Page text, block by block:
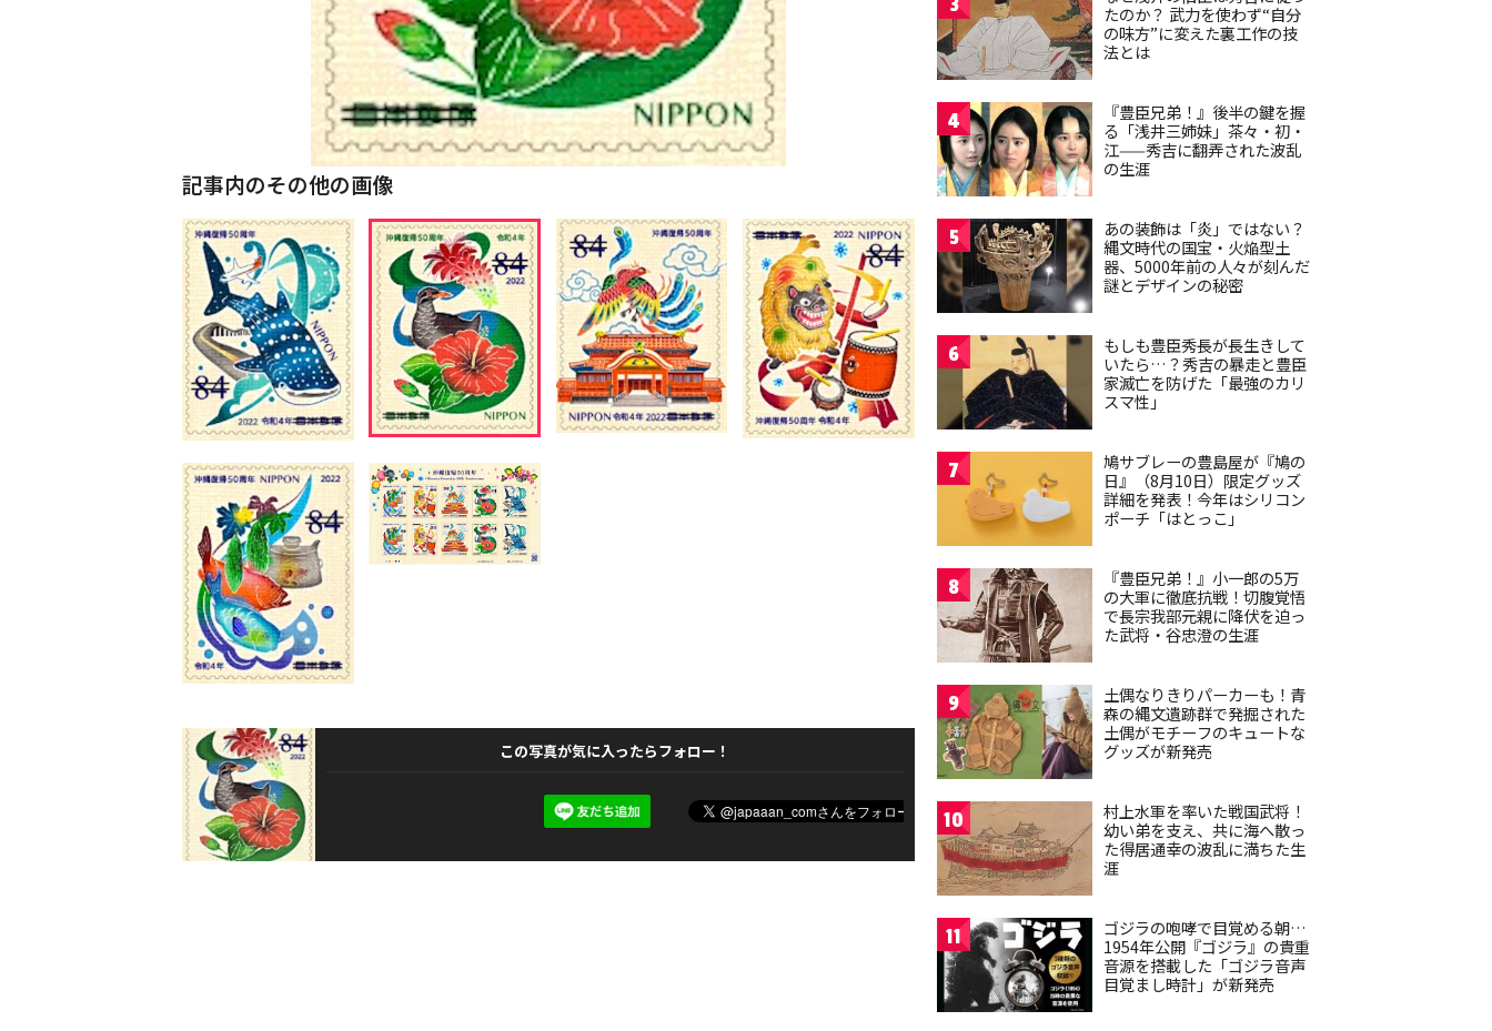
記事内のその他の画像
この写真が気に入ったらフォロー！
たのか？ 武力を使わず“自分
の味方”に変えた裏工作の技
法とは
4
『豊臣兄弟！』後半の鍵を握
る「浅井三姉妹」茶々・初・
江——秀吉に翻弄された波乱
の生涯
5
あの装飾は「炎」ではない？
縄文時代の国宝・火焔型土
器、5000年前の人々が刻んだ
謎とデザインの秘密
6
もしも豊臣秀長が長生きして
いたら…？秀吉の暴走と豊臣
家滅亡を防げた「最強のカリ
スマ性」
7
鳩サブレーの豊島屋が『鳩の
日』（8月10日）限定グッズ
詳細を発表！今年はシリコン
ポーチ「はとっこ」
8
『豊臣兄弟！』小一郎の5万
の大軍に徹底抗戦！切腹覚悟
で長宗我部元親に降伏を迫っ
た武将・谷忠澄の生涯
9
土偶なりきりパーカーも！青
森の縄文遺跡群で発掘された
土偶がモチーフのキュートな
グッズが新発売
10
村上水軍を率いた戦国武将！
幼い弟を支え、共に海へ散っ
た得居通幸の波乱に満ちた生
涯
11
ゴジラの咆哮で目覚める朝…
1954年公開『ゴジラ』の貴重
音源を搭載した「ゴジラ音声
目覚まし時計」が新発売